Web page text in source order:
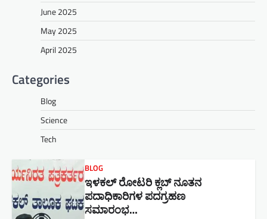
June 2025
May 2025
April 2025
Categories
Blog
Science
Tech
BLOG
ಇಳಕಲ್ ರೋಟರಿ ಕ್ಲಬ್ ನೂತನ‌
ಪದಾಧಿಕಾರಿಗಳ ಪದಗ್ರಹಣ
ಸಮಾರಂಭ…